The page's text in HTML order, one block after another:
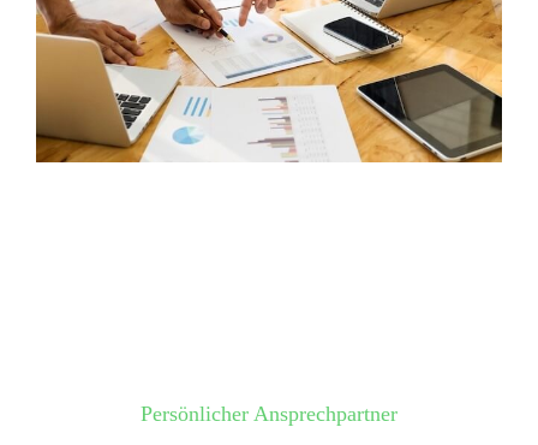
Persönlicher Ansprechpartner​